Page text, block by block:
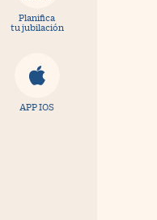
Planifica
tu jubilación
APP IOS